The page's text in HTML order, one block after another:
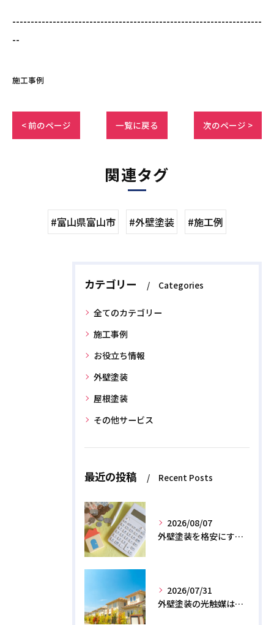
--------------------------------------------------------------------
--
施工事例
< 前のページ 一覧に戻る 次のページ >
関連タグ
#富山県富山市 #外壁塗装 #施工例
カテゴリー Categories
全てのカテゴリー
施工事例
お役立ち情報
外壁塗装
屋根塗装
その他サービス
最近の投稿 Recent Posts
2026/08/07
外壁塗装を格安にする裏ワザ！専門店に直接頼むと数十万浮く？
2026/07/31
外壁塗装の光触媒は効果なし？デメリットと2026年のリアル